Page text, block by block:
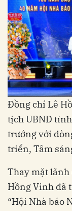
Đồng chí Lê
tịch UBND
trướng với
triển, Tâm
Thay mặt lãnh
Hồng Vinh đã
“Hội Nhà báo